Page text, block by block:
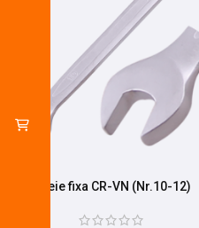
Cheie fixa CR-VN (Nr.10-12)